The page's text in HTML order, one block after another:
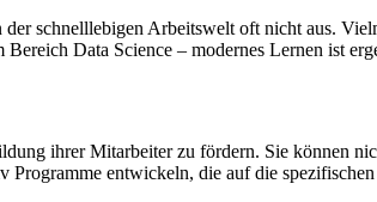
schnelllebigen Arbeitswelt oft nicht aus.
Data Science – modernes Lernen ist
ihrer Mitarbeiter zu fördern. Sie können
entwickeln, die auf die